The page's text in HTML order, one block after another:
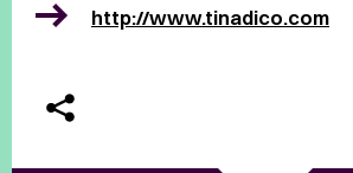
http://www.tinadico.com